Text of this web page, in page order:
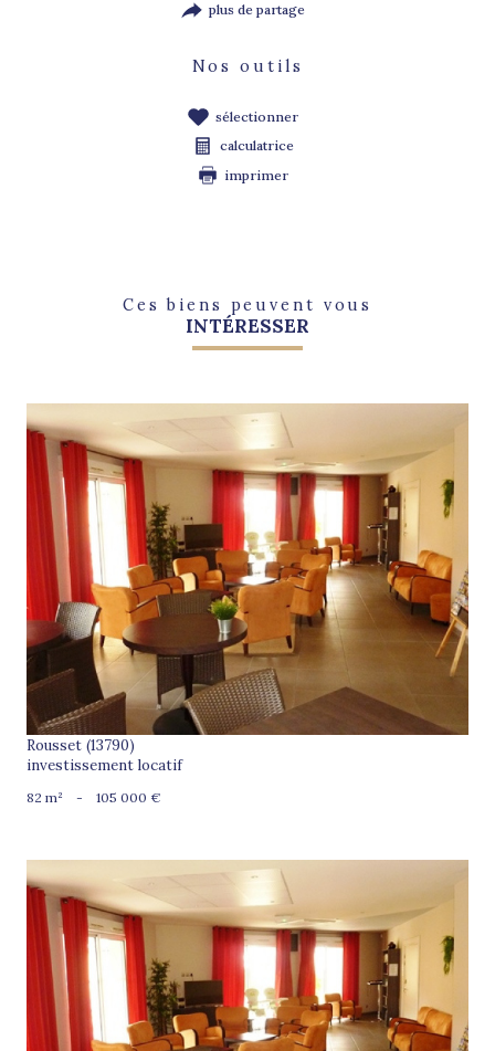
plus de partage
Nos outils
sélectionner
calculatrice
imprimer
Ces biens peuvent vous
INTÉRESSER
voir le bien
Rousset (13790)
investissement locatif
82 m² - 105 000 €
voir le bien